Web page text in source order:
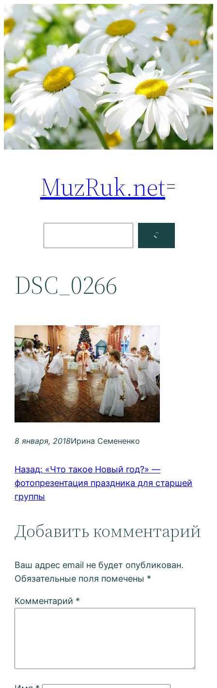
Перейти
к
содержимому
MuzRuk.net
Facebook
DSC_0266
8 января, 2018Ирина Семененко
Назад: «Что такое Новый год?» —
фотопрезентация праздника для старшей
группы
Добавить комментарий
Ваш адрес email не будет опубликован.
Обязательные поля помечены *
Комментарий *